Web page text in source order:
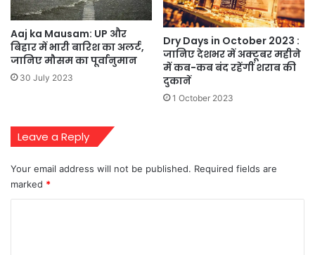
Aaj ka Mausam: UP और
बिहार में भारी बारिश का अलर्ट,
जानिए मौसम का पूर्वानुमान
30 July 2023
Dry Days in October 2023 :
जानिए देशभर में अक्टूबर महीने
में कब-कब बंद रहेंगीं शराब की
दुकानें
1 October 2023
Leave a Reply
Your email address will not be published. Required fields are
marked *